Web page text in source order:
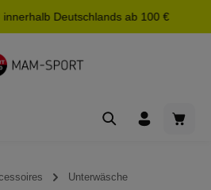
Deutschlands ab 100 €
Unterwäsche